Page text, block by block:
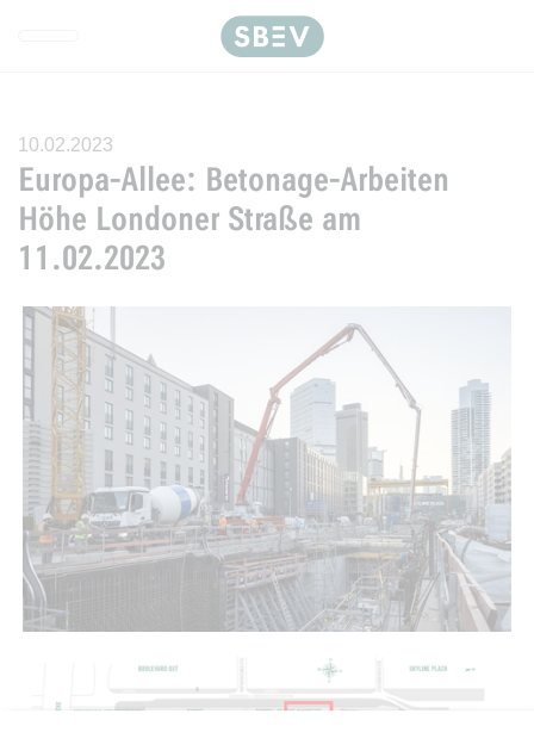
Direkt zur Hauptnavigation
Direkt zum Inhalt springen
Webseiten-Barriere melden
10.02.2023
Europa-Allee: Betonage-Arbeiten
Höhe Londoner Straße am
11.02.2023